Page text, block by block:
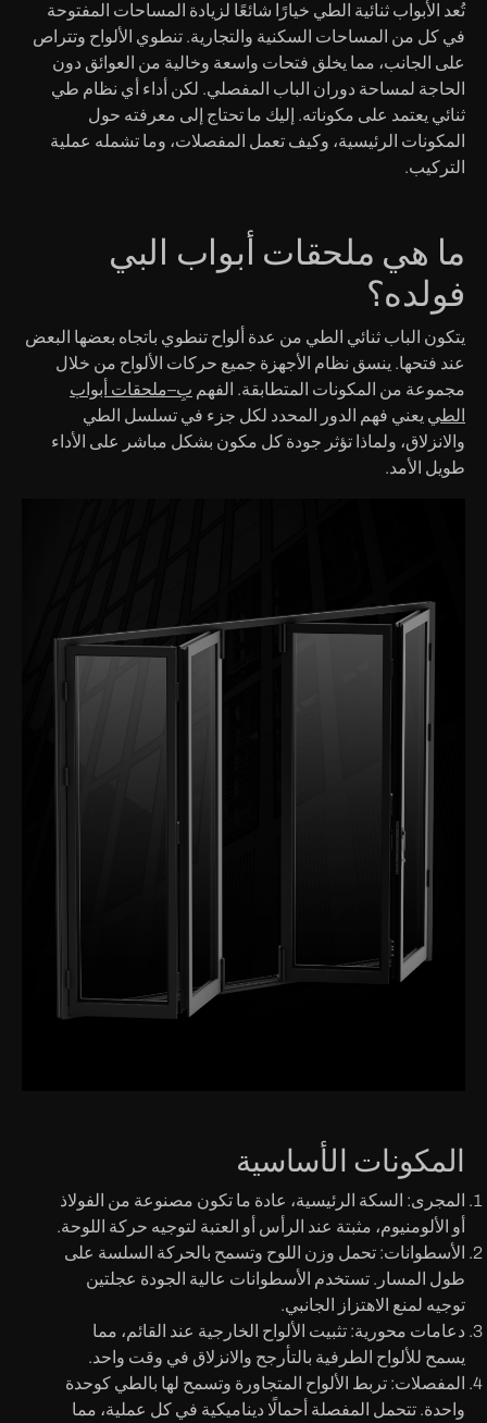
تُعد الأبواب ثنائية الطي خيارًا شائعًا لزيادة المساحات المفتوحة
في كل من المساحات السكنية والتجارية. تنطوي الألواح وتتراص
على الجانب، مما يخلق فتحات واسعة وخالية من العوائق دون
الحاجة لمساحة دوران الباب المفصلي. لكن أداء أي نظام طي
ثنائي يعتمد على مكوناته. إليك ما تحتاج إلى معرفته حول
المكونات الرئيسية، وكيف تعمل المفصلات، وما تشمله عملية
التركيب.
ما هي ملحقات أبواب البي
فولده؟
يتكون الباب ثنائي الطي من عدة ألواح تنطوي باتجاه بعضها البعض
عند فتحها. ينسق نظام الأجهزة جميع حركات الألواح من خلال
مجموعة من المكونات المتطابقة. الفهم بِ–ملحقات أبواب
الطي يعني فهم الدور المحدد لكل جزء في تسلسل الطي
والانزلاق، ولماذا تؤثر جودة كل مكون بشكل مباشر على الأداء
طويل الأمد.
المكونات الأساسية
المجرى: السكة الرئيسية، عادة ما تكون مصنوعة من الفولاذ
أو الألومنيوم، مثبتة عند الرأس أو العتبة لتوجيه حركة اللوحة.
الأسطوانات: تحمل وزن اللوح وتسمح بالحركة السلسة على
طول المسار. تستخدم الأسطوانات عالية الجودة عجلتين
توجيه لمنع الاهتزاز الجانبي.
دعامات محورية: تثبيت الألواح الخارجية عند القائم، مما
يسمح للألواح الطرفية بالتأرجح والانزلاق في وقت واحد.
المفصلات: تربط الألواح المتجاورة وتسمح لها بالطي كوحدة
واحدة. تتحمل المفصلة أحمالًا ديناميكية في كل عملية، مما